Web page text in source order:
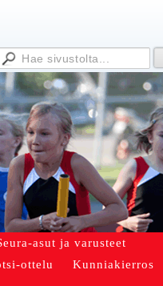
asut ja varusteet
ottelu
Kunniakierros